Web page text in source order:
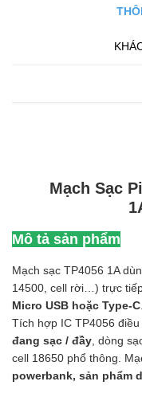
Mạch Sạc
Mô tả sản phẩm
Mạch sạc TP4056 1A
14500, cell rời…) trực
Micro USB hoặc Type-C
Tích hợp IC TP4056
đang sạc / đầy , dòng
cell 18650 phổ thông.
powerbank, sản phẩm